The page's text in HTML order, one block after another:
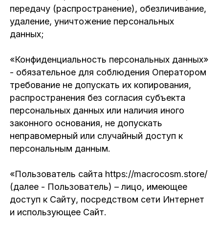
передачу (распространение), обезличивание,
удаление, уничтожение персональных
данных;
«Конфиденциальность персональных данных»
- обязательное для соблюдения Оператором
требование не допускать их копирования,
распространения без согласия субъекта
персональных данных или наличия иного
законного основания, не допускать
неправомерный или случайный доступ к
персональным данным.
«Пользователь сайта https://macrocosm.store/
(далее - Пользователь) – лицо, имеющее
доступ к Сайту, посредством сети Интернет
и использующее Сайт.